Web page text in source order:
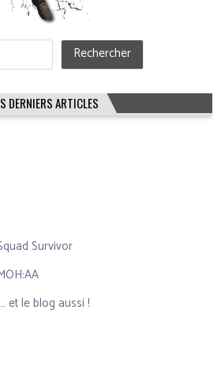
Rechercher
DERNIERS ARTICLES
Survivor
et le blog aussi !